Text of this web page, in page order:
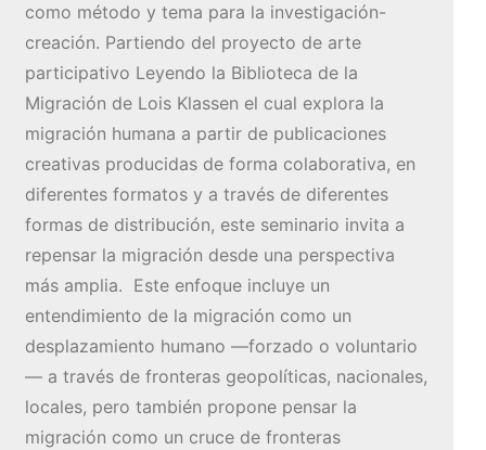
como método y tema para la investigación-
creación. Partiendo del proyecto de arte
participativo Leyendo la Biblioteca de la
Migración de Lois Klassen el cual explora la
migración humana a partir de publicaciones
creativas producidas de forma colaborativa, en
diferentes formatos y a través de diferentes
formas de distribución, este seminario invita a
repensar la migración desde una perspectiva
más amplia. Este enfoque incluye un
entendimiento de la migración como un
desplazamiento humano —forzado o voluntario
— a través de fronteras geopolíticas, nacionales,
locales, pero también propone pensar la
migración como un cruce de fronteras